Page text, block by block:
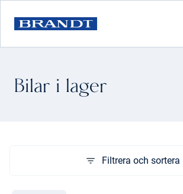
Bilar i lager
Filtrera och sortera